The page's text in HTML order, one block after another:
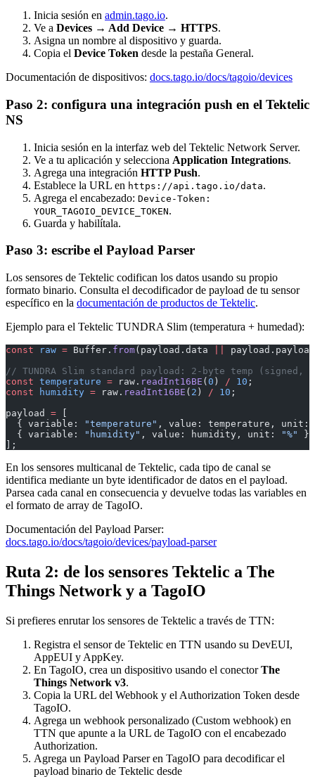
Inicia sesión en admin.tago.io.
Ve a Devices → Add Device → HTTPS.
Asigna un nombre al dispositivo y guarda.
Copia el Device Token desde la pestaña General.
Documentación de dispositivos: docs.tago.io/docs/tagoio/devices
Paso 2: configura una integración push en el Tektelic
NS
Inicia sesión en la interfaz web del Tektelic Network Server.
Ve a tu aplicación y selecciona Application Integrations.
Agrega una integración HTTP Push.
Establece la URL en https://api.tago.io/data.
Agrega el encabezado: Device-Token:
YOUR_TAGOIO_DEVICE_TOKEN.
Guarda y habilítala.
Paso 3: escribe el Payload Parser
Los sensores de Tektelic codifican los datos usando su propio
formato binario. Consulta el decodificador de payload de tu sensor
específico en la documentación de productos de Tektelic.
Ejemplo para el Tektelic TUNDRA Slim (temperatura + humedad):
const raw = Buffer. from(payload.data
// TUNDRA Slim standard payload: 2-byte temp
const temperature = raw. readInt16BE ( 0 ) / 10 ;
const humidity = raw. readInt16BE ( 2 ) / 10 ;
payload =
  { variable:
"temperature" , value: temperature, unit:
  { variable:
"humidity" , value: humidity, unit: "%"
}
];
En los sensores multicanal de Tektelic, cada tipo de canal se
identifica mediante un byte identificador de datos en el payload.
Parsea cada canal en consecuencia y devuelve todas las variables en
el formato de array de TagoIO.
Documentación del Payload Parser:
docs.tago.io/docs/tagoio/devices/payload-parser
Ruta 2: de los sensores Tektelic a The
Things Network y a TagoIO
Si prefieres enrutar los sensores de Tektelic a través de TTN:
Registra el sensor de Tektelic en TTN usando su DevEUI,
AppEUI y AppKey.
En TagoIO, crea un dispositivo usando el conectorThe
Things Network v3.
Copia la URL del Webhook y el Authorization Token desde
TagoIO.
Agrega un webhook personalizado (Custom webhook) en
TTN que apunte a la URL de TagoIO con el encabezado
Authorization.
Agrega un Payload Parser en TagoIO para decodificar el
payload binario de Tektelic desde